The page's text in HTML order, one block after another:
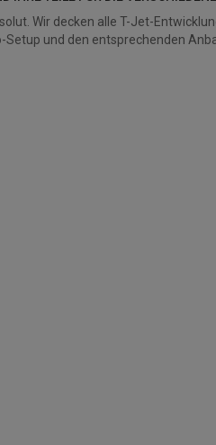
Wir decken alle T-Jet-
Setup und den entsprechenden